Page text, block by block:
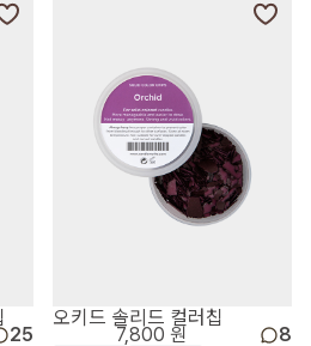
25
오키드 솔리드 컬러칩
7,800 원 8